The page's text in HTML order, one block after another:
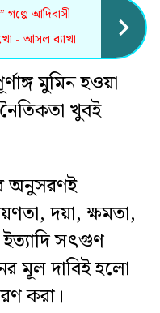
আদিবাসী
- আসল ব্যাখা
মুমিন হওয়া
খুবই
অনুসরণই
দয়া, ক্ষমতা,
সৎগুণ
মূল দাবিই হলো
করা।